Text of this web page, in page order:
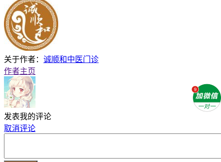
关于作者： 诚顺和中医门诊
作者主页
发表我的评论
取消评论